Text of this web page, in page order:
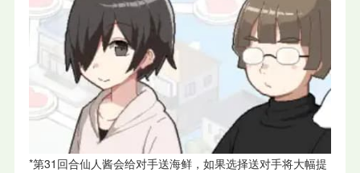
*第31回合仙人酱会给对手送海鲜，如果选择送对手将大幅提